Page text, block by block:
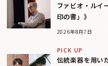
ファビオ・ルイ
印の書」》
2026年8月7日
PICK UP
伝統楽器を用い